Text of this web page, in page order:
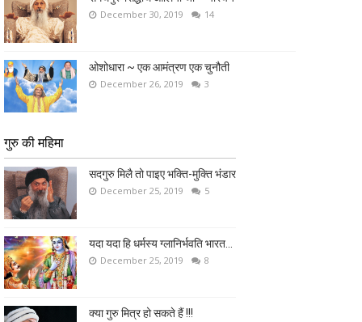
December 30, 2019 14
ओशोधारा ~ एक आमंत्रण एक चुनौती
December 26, 2019 3
गुरु की महिमा
सदगुरु मिलै तो पाइए भक्ति-मुक्ति भंडार
December 25, 2019 5
यदा यदा हि धर्मस्य ग्लानिर्भवति भारत...
December 25, 2019 8
क्या गुरु मित्र हो सकते हैं !!!